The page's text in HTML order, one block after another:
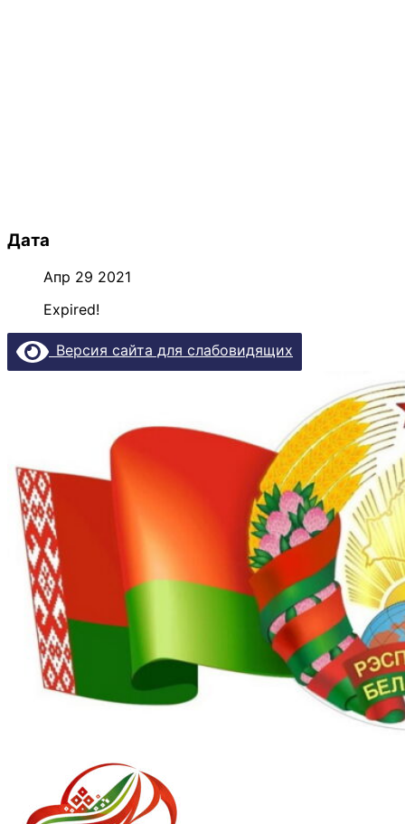
Дата
Апр 29 2021
Expired!
Версия сайта для слабовидящих